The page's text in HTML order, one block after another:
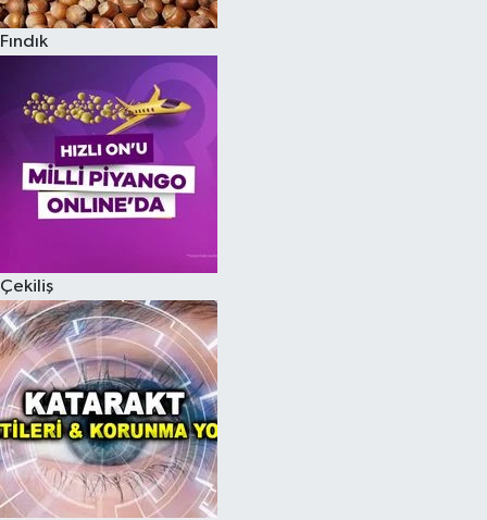
Fındık
Çekiliş